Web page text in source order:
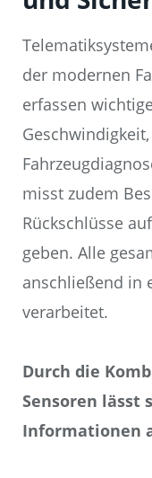
der modernen
erfassen
misst zudem
Rückschlüsse
geben. Alle
anschließend in
verarbeitet.
Durch die
Sensoren lässt
Informationen